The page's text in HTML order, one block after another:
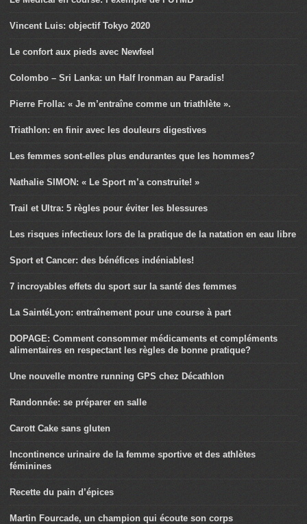
Vincent Luis: objectif Tokyo 2020
Le confort aux pieds avec Newfeel
Colombo – Sri Lanka: un Half Ironman au Paradis!
Pierre Frolla: « Je m’entraîne comme un triathlète ».
Triathlon: en finir avec les douleurs digestives
Les femmes sont-elles plus endurantes que les hommes?
Nathalie SIMON: « Le Sport m’a construite! »
Trail et Ultra: 5 règles pour éviter les blessures
Les risques infectieux lors de la pratique de la natation en eau libre
Sport et Cancer: des bénéfices indéniables!
7 incroyables effets du sport sur la santé des femmes
La SaintéLyon: entraînement pour une course à part
DOPAGE: Comment consommer médicaments et compléments
alimentaires en respectant les règles de bonne pratique?
Une nouvelle montre running GPS chez Décathlon
Randonnée: se préparer en salle
Carott Cake sans gluten
Incontinence urinaire de la femme sportive et des athlètes
féminines
Recette du pain d’épices
Martin Fourcade, un champion qui écoute son corps